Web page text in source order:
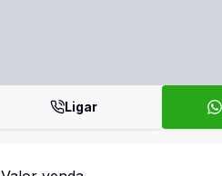
Ligar